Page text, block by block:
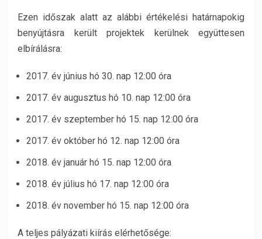
Ezen időszak alatt az alábbi értékelési határnapokig
benyújtásra került projektek kerülnek együttesen
elbírálásra:
2017. év június hó 30. nap 12:00 óra
2017. év augusztus hó 10. nap 12:00 óra
2017. év szeptember hó 15. nap 12:00 óra
2017. év október hó 12. nap 12:00 óra
2018. év január hó 15. nap 12:00 óra
2018. év július hó 17. nap 12:00 óra
2018. év november hó 15. nap 12:00 óra
A teljes pályázati kiírás elérhetősége: